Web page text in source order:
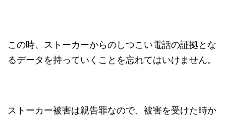
この時、ストーカーからのしつこい電話の証拠とな
るデータを持っていくことを忘れてはいけません。
ストーカー被害は親告罪なので、被害を受けた時か